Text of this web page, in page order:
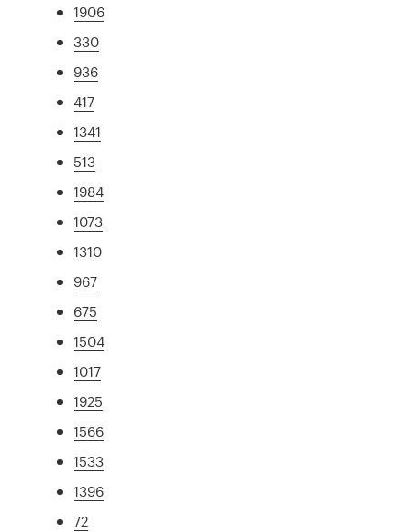
1906
330
936
417
1341
513
1984
1073
1310
967
675
1504
1017
1925
1566
1533
1396
72